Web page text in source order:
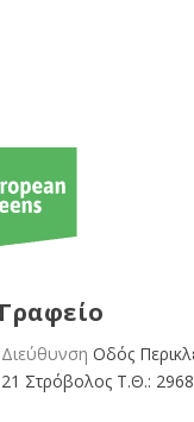
Οδός
Στρόβολος Τ.Θ.: